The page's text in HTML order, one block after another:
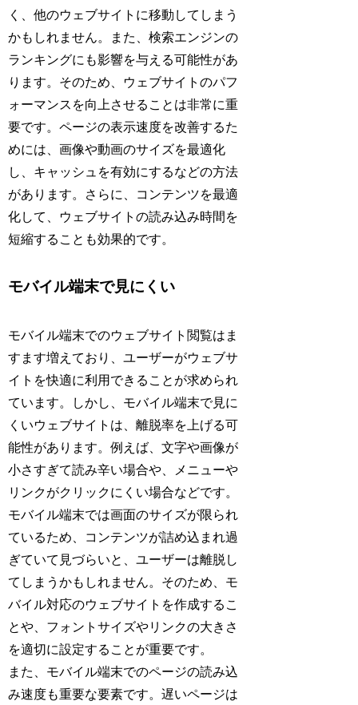
く、他のウェブサイトに移動してしまう
かもしれません。また、検索エンジンの
ランキングにも影響を与える可能性があ
ります。そのため、ウェブサイトのパフ
ォーマンスを向上させることは非常に重
要です。ページの表示速度を改善するた
めには、画像や動画のサイズを最適化
し、キャッシュを有効にするなどの方法
があります。さらに、コンテンツを最適
化して、ウェブサイトの読み込み時間を
短縮することも効果的です。
モバイル端末で見にくい
モバイル端末でのウェブサイト閲覧はま
すます増えており、ユーザーがウェブサ
イトを快適に利用できることが求められ
ています。しかし、モバイル端末で見に
くいウェブサイトは、離脱率を上げる可
能性があります。例えば、文字や画像が
小さすぎて読み辛い場合や、メニューや
リンクがクリックにくい場合などです。
モバイル端末では画面のサイズが限られ
ているため、コンテンツが詰め込まれ過
ぎていて見づらいと、ユーザーは離脱し
てしまうかもしれません。そのため、モ
バイル対応のウェブサイトを作成するこ
とや、フォントサイズやリンクの大きさ
を適切に設定することが重要です。
また、モバイル端末でのページの読み込
み速度も重要な要素です。遅いページは